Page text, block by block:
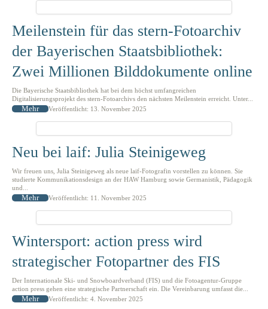
Meilenstein für das stern-Fotoarchiv
der Bayerischen Staatsbibliothek:
Zwei Millionen Bilddokumente online
Die Bayerische Staatsbibliothek hat bei dem höchst umfangreichen
Digitalisierungsprojekt des stern-Fotoarchivs den nächsten Meilenstein erreicht. Unter...
Mehr Veröffentlicht: 13. November 2025
Neu bei laif: Julia Steinigeweg
Wir freuen uns, Julia Steinigeweg als neue laif-Fotografin vorstellen zu können. Sie
studierte Kommunikationsdesign an der HAW Hamburg sowie Germanistik, Pädagogik
und...
Mehr Veröffentlicht: 11. November 2025
Wintersport: action press wird
strategischer Fotopartner des FIS
Der Internationale Ski- und Snowboardverband (FIS) und die Fotoagentur-Gruppe
action press gehen eine strategische Partnerschaft ein. Die Vereinbarung umfasst die...
Mehr Veröffentlicht: 4. November 2025